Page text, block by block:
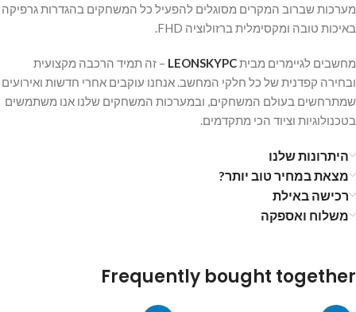
מערכות שברוב המקרים מסוגלים להפעיל כל המשחקים בהגדרות גרפיקה
באיכות טובה ומקסימלית ברזולוציה FHD.
מחשבים לגיימרים מביתLEONSKYPC – זה תמיד הרכבה מקצועית
ובחירה קפדנית של כל חלקי המחשב. אנחנו עוקבים אחרי חדשות ואירועים
שמתרחשים בעולם המשחקים, ובמערכות המשחקים שלנו אנו משתמשים
בטכנולוגיות וציוד הכי מתקדמים.
היתרונות שלנו
מצאת במחיר טוב יותר?
רכישה באילת
משלוח ואספקה
Frequently bought together